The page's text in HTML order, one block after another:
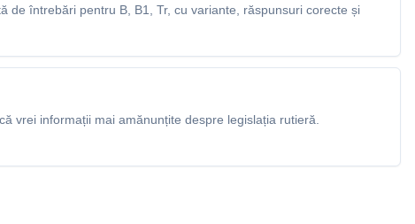
de întrebări pentru B, B1, Tr, cu variante, răspunsuri corecte și
vrei informații mai amănunțite despre legislația rutieră.